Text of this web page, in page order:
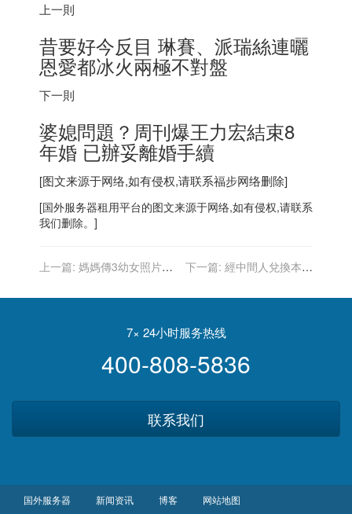
上一則
昔要好今反目 琳賽、派瑞絲連曬
恩愛都冰火兩極不對盤
下一則
婆媳問題？周刊爆王力宏結束8
年婚 已辦妥離婚手續
[图文来源于网络,如有侵权,请联系福步网络删除]
[国外服务器租用平台的图文来源于网络,如有侵权,请联系
我们删除。]
上一篇: 媽媽傳3幼女照片報
捲風吹走遇難
下一篇: 經中間人兌換本票
7× 24小时服务热线
400-808-5836
联系我们
国外服务器 新闻资讯 博客 网站地图